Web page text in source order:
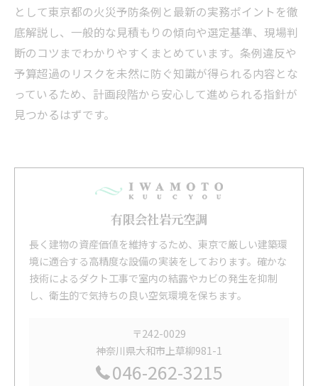
として東京都の火災予防条例と最新の実務ポイントを徹
底解説し、一般的な見積もりの傾向や選定基準、現場判
断のコツまでわかりやすくまとめています。条例違反や
予算超過のリスクを未然に防ぐ知識が得られる内容とな
っているため、計画段階から安心して進められる指針が
見つかるはずです。
有限会社岩元空調
長く建物の資産価値を維持するため、東京で厳しい建築環
境に適合する高精度な設備の実装をしております。確かな
技術によるダクト工事で室内の結露やカビの発生を抑制
し、衛生的で気持ちの良い空気環境を保ちます。
〒242-0029
神奈川県大和市上草柳981-1
046-262-3215